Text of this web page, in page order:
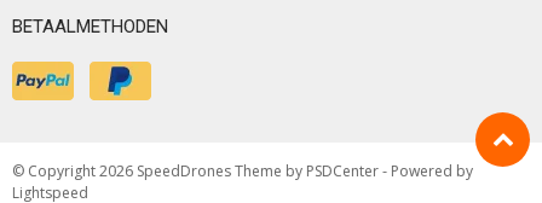
BETAALMETHODEN
© Copyright 2026 SpeedDrones Theme by PSDCenter- Powered by
Lightspeed